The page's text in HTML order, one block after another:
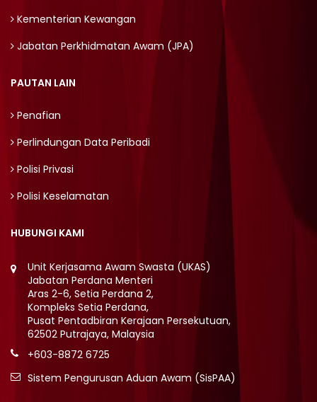
Kementerian Kewangan
Jabatan Perkhidmatan Awam (JPA)
PAUTAN LAIN
Penafian
Perlindungan Data Peribadi
Polisi Privasi
Polisi Keselamatan
HUBUNGI KAMI
Unit Kerjasama Awam Swasta (UKAS)
Jabatan Perdana Menteri
Aras 2-6, Setia Perdana 2,
Kompleks Setia Perdana,
Pusat Pentadbiran Kerajaan Persekutuan,
62502 Putrajaya, Malaysia
+603-8872 6725
Sistem Pengurusan Aduan Awam (SisPAA)